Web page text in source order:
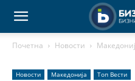
Почетна Новости
Новости Македонија Топ Вести